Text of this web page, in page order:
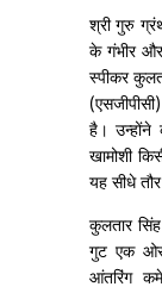
श्री गुरु
के गंभीर
स्पीकर
है। उन्होंने
खामोशी
यह सीधे
कुलतार
गुट एक
आंतरिंग